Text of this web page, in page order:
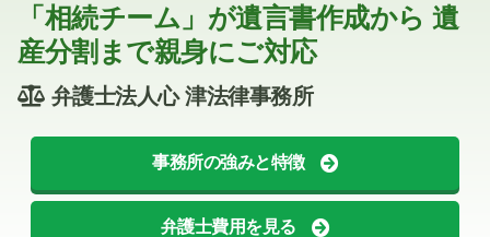
「相続チーム」が遺言書作成から 遺
産分割まで親身にご対応
弁護士法人心 津法律事務所
事務所の強みと特徴
弁護士費用を見る